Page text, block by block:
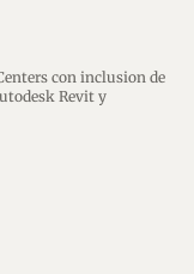
con inclusion de
Revit y